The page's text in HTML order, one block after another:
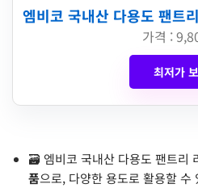
엠비코 국내산 다용도 팬트
가격 :
최저가
🗃️ 엠비코 국내산 다용도 팬트리
품으로, 다양한 용도로 활용할 수